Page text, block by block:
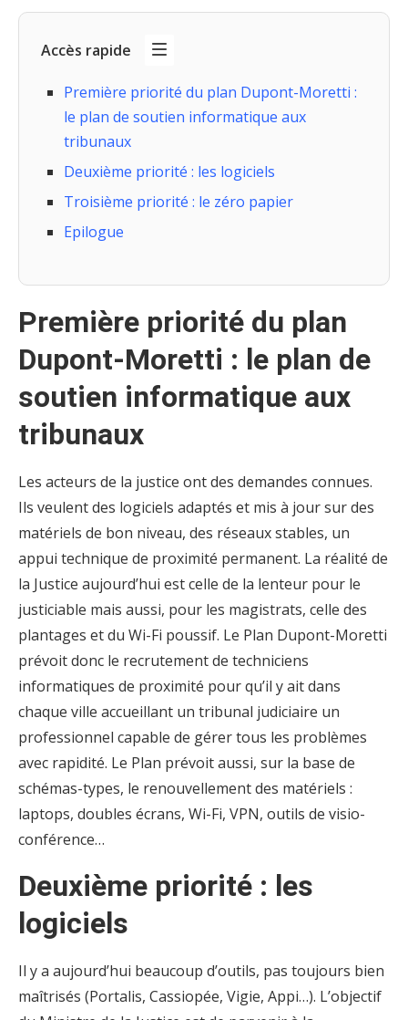
Accès rapide
Première priorité du plan Dupont-Moretti :
le plan de soutien informatique aux
tribunaux
Deuxième priorité : les logiciels
Troisième priorité : le zéro papier
Epilogue
Première priorité du plan
Dupont-Moretti : le plan de
soutien informatique aux
tribunaux
Les acteurs de la justice ont des demandes connues.
Ils veulent des logiciels adaptés et mis à jour sur des
matériels de bon niveau, des réseaux stables, un
appui technique de proximité permanent. La réalité de
la Justice aujourd’hui est celle de la lenteur pour le
justiciable mais aussi, pour les magistrats, celle des
plantages et du Wi-Fi poussif. Le Plan Dupont-Moretti
prévoit donc le recrutement de techniciens
informatiques de proximité pour qu’il y ait dans
chaque ville accueillant un tribunal judiciaire un
professionnel capable de gérer tous les problèmes
avec rapidité. Le Plan prévoit aussi, sur la base de
schémas-types, le renouvellement des matériels :
laptops, doubles écrans, Wi-Fi, VPN, outils de visio-
conférence…
Deuxième priorité : les
logiciels
Il y a aujourd’hui beaucoup d’outils, pas toujours bien
maîtrisés (Portalis, Cassiopée, Vigie, Appi…). L’objectif